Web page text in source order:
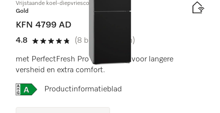
Vrijstaande koel-diepvriescombinatie
Gold
KFN 4799 AD
4.8
4.8 sterren op 5
(8 beoordelingen)
met PerfectFresh Pro en NoFrost voor langere
versheid en extra comfort.
Online Label Flag, Energielabel
Productinformatieblad